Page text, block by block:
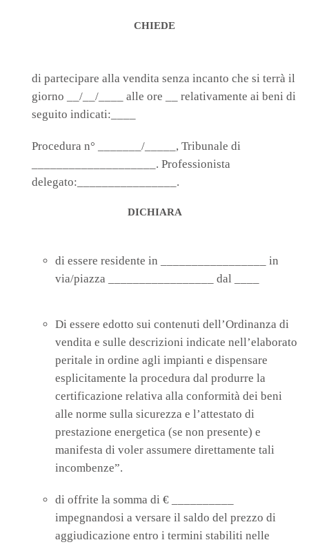
CHIEDE
di partecipare alla vendita senza incanto che si terrà il
giorno __/__/____ alle ore __ relativamente ai beni di
seguito indicati:____
Procedura n° _______/_____, Tribunale di
____________________. Professionista
delegato:________________.
DICHIARA
di essere residente in _________________ in
via/piazza _________________ dal ____
Di essere edotto sui contenuti dell’Ordinanza di
vendita e sulle descrizioni indicate nell’elaborato
peritale in ordine agli impianti e dispensare
esplicitamente la procedura dal produrre la
certificazione relativa alla conformità dei beni
alle norme sulla sicurezza e l’attestato di
prestazione energetica (se non presente) e
manifesta di voler assumere direttamente tali
incombenze”.
di offrite la somma di € __________
impegnandosi a versare il saldo del prezzo di
aggiudicazione entro i termini stabiliti nelle